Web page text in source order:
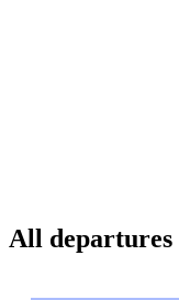
All departures